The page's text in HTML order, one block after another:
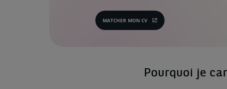
MATCHER MON CV
(CE
Pourquoi je